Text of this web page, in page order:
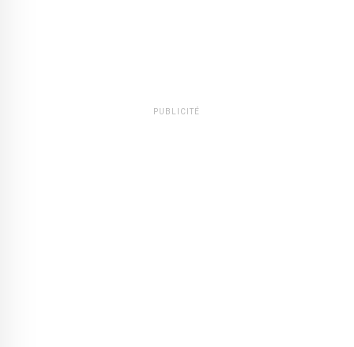
PUBLICITÉ